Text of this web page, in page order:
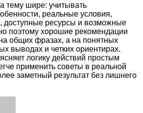
тему шире: учитывать
реальные условия,
доступные ресурсы и возможные
поэтому хорошие рекомендации
общих фразах, а на понятных
выводах и четких ориентирах.
логику действий простым
применить советы в реальной
заметный результат без лишнего